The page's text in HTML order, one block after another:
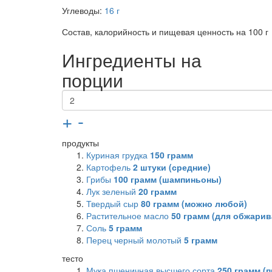
Углеводы: 16 г
Состав, калорийность и пищевая ценность на 100 г
Ингредиенты на
порции
+ -
продукты
Куриная грудка 150 грамм
Картофель 2 штуки (средние)
Грибы 100 грамм (шампиньоны)
Лук зеленый 20 грамм
Твердый сыр 80 грамм (можно любой)
Растительное масло 50 грамм (для
Соль 5 грамм
Перец черный молотый 5 грамм
тесто